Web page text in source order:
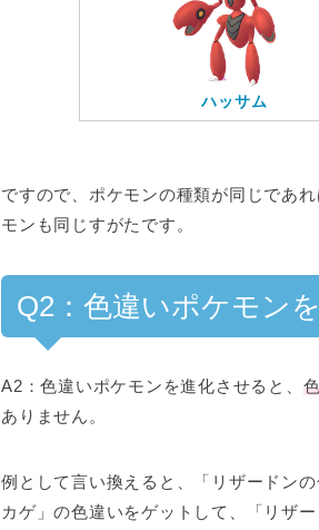
ハッサム
ですので、ポケモンの種類が同じであ
モンも同じすがた です。
Q2：色違いポケモン
A2：色違いポケモンを進化させると、
ありません。
例として言い換えると、「リザードン
カゲ」の色違いをゲットして、「リザ